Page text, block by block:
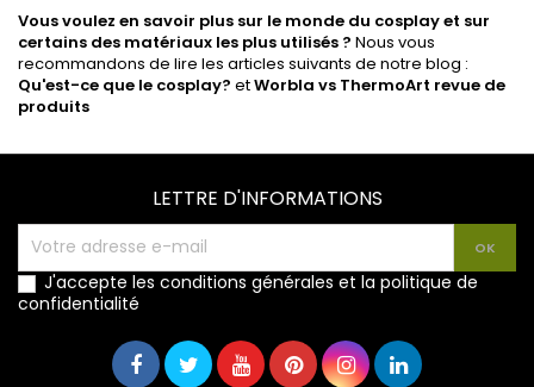
Vous voulez en savoir plus sur le monde du cosplay et sur
certains des matériaux les plus utilisés ? Nous vous
recommandons de lire les articles suivants de notre blog :
Qu'est-ce que le cosplay? etWorbla vs ThermoArt revue de
produits
LETTRE D'INFORMATIONS
J'accepte les conditions générales et la politique de
confidentialité